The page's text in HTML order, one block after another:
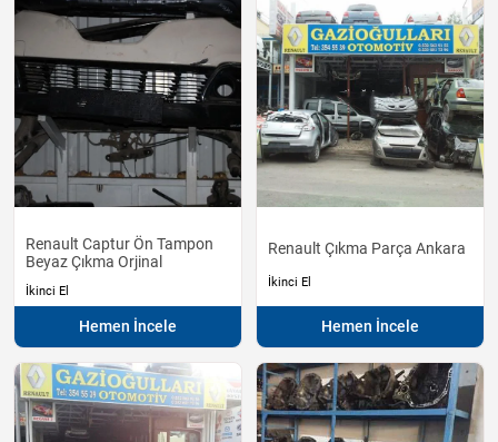
Renault Captur Ön Tampon
Beyaz Çıkma Orjinal
İkinci El
Hemen İncele
Renault Çıkma Parça Ankara
İkinci El
Hemen İncele